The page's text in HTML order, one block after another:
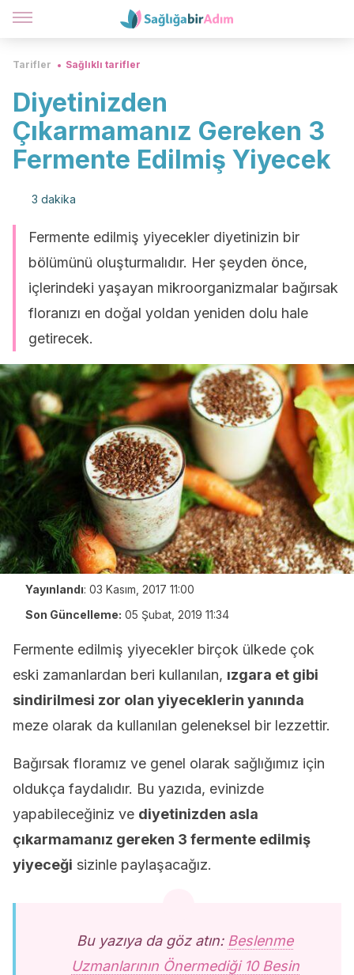
Tarifler Sağlıklı tarifler
Diyetinizden
Çıkarmamanız Gereken 3
Fermente Edilmiş Yiyecek
3 dakika
Fermente edilmiş yiyecekler diyetinizin bir
bölümünü oluşturmalıdır. Her şeyden önce,
içlerindeki yaşayan mikroorganizmalar bağırsak
floranızı en doğal yoldan yeniden dolu hale
getirecek.
Yayınlandı: 03 Kasım, 2017 11:00
Son Güncelleme: 05 Şubat, 2019 11:34
Fermente edilmiş yiyecekler birçok ülkede çok
eski zamanlardan beri kullanılan, ızgara et gibi
sindirilmesi zor olan yiyeceklerin yanında
meze olarak da kullanılan geleneksel bir lezzettir.
Bağırsak floramız ve genel olarak sağlığımız için
oldukça faydalıdır. Bu yazıda, evinizde
yapabileceğiniz ve diyetinizden asla
çıkarmamanız gereken 3 fermente edilmiş
yiyeceği sizinle paylaşacağız.
Bu yazıya da göz atın: Beslenme
Uzmanlarının Önermediği 10 Besin